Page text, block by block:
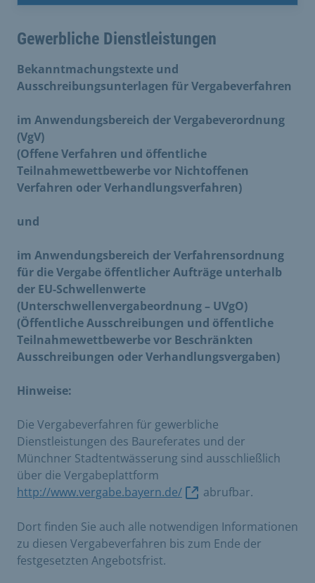
Gewerbliche Dienstleistungen
Bekanntmachungstexte und
Ausschreibungsunterlagen für Vergabeverfahren
im Anwendungsbereich der Vergabeverordnung
(VgV)
(Offene Verfahren und öffentliche
Teilnahmewettbewerbe vor Nichtoffenen
Verfahren oder Verhandlungsverfahren)
und
im Anwendungsbereich der Verfahrensordnung
für die Vergabe öffentlicher Aufträge unterhalb
der EU-Schwellenwerte
(Unterschwellenvergabeordnung – UVgO)
(Öffentliche Ausschreibungen und öffentliche
Teilnahmewettbewerbe vor Beschränkten
Ausschreibungen oder Verhandlungsvergaben)
Hinweise:
Die Vergabeverfahren für gewerbliche
Dienstleistungen des Baureferates und der
Münchner Stadtentwässerung sind ausschließlich
über die Vergabeplattform
http://www.vergabe.bayern.de/
abrufbar.
Dort finden Sie auch alle notwendigen Informationen
zu diesen Vergabeverfahren bis zum Ende der
festgesetzten Angebotsfrist.